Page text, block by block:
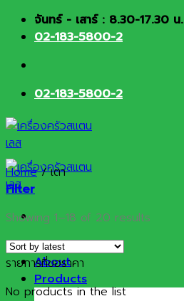
Skip จันทร์ - เสาร์ : 8.30-17.30 น.
02-183-5800-2
02-183-5800-2
HOME
About
Products
Home /เตา
Filter
Showing 1–18 of 20 results
รายการที่ขอราคา
No products in the list